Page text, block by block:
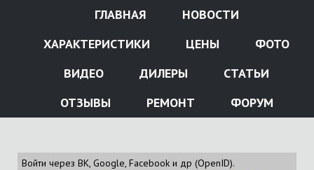
ГЛАВНАЯ
НОВОСТИ
ХАРАКТЕРИСТИКИ
ЦЕНЫ
ФОТО
ВИДЕО
ДИЛЕРЫ
СТАТЬИ
ОТЗЫВЫ
РЕМОНТ ФОРУМ
Войти через ВК, Google, Facebook и др (OpenID).